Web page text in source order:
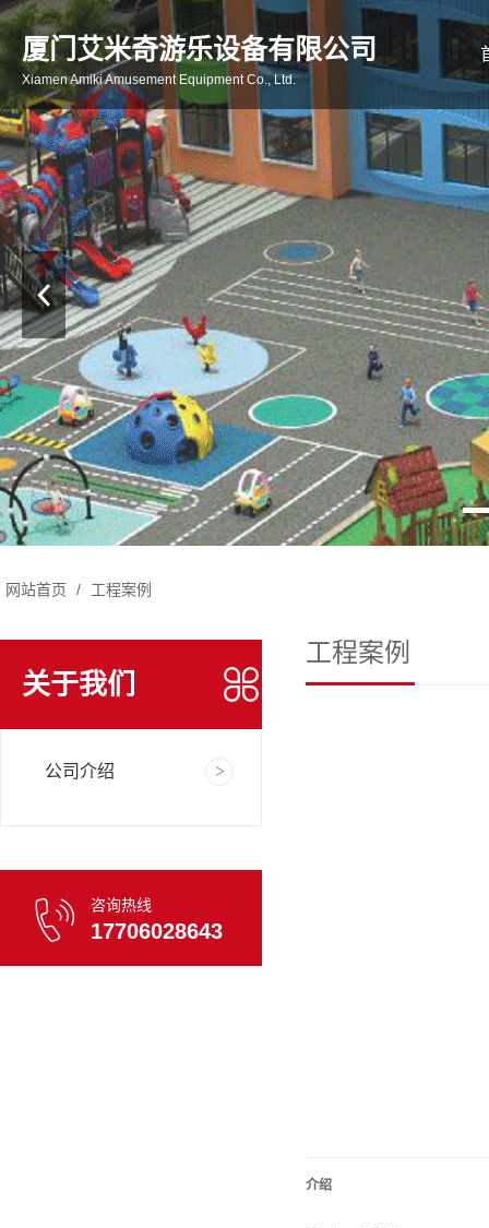
厦门艾米奇游乐设备有限公司
Xiamen Amiki Amusement Equipment Co., Ltd.
网站首页 / 工程案例
关于我们
公司介绍
咨询热线
17706028643
工程案例
介绍